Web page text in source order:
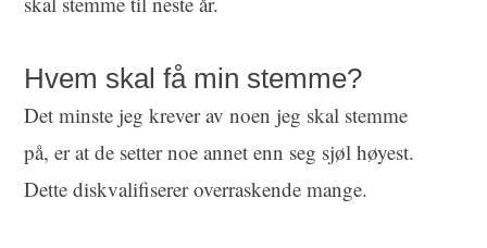
Hvem skal få min stemme?
Det minste jeg krever av noen jeg skal stemme
på, er at de setter noe annet enn seg sjøl høyest.
Dette diskvalifiserer overraskende mange.